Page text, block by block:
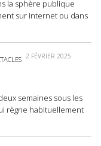
la sphère publique
sur internet ou dans
2 FÉVRIER 2025
semaines sous les
règne habituellement